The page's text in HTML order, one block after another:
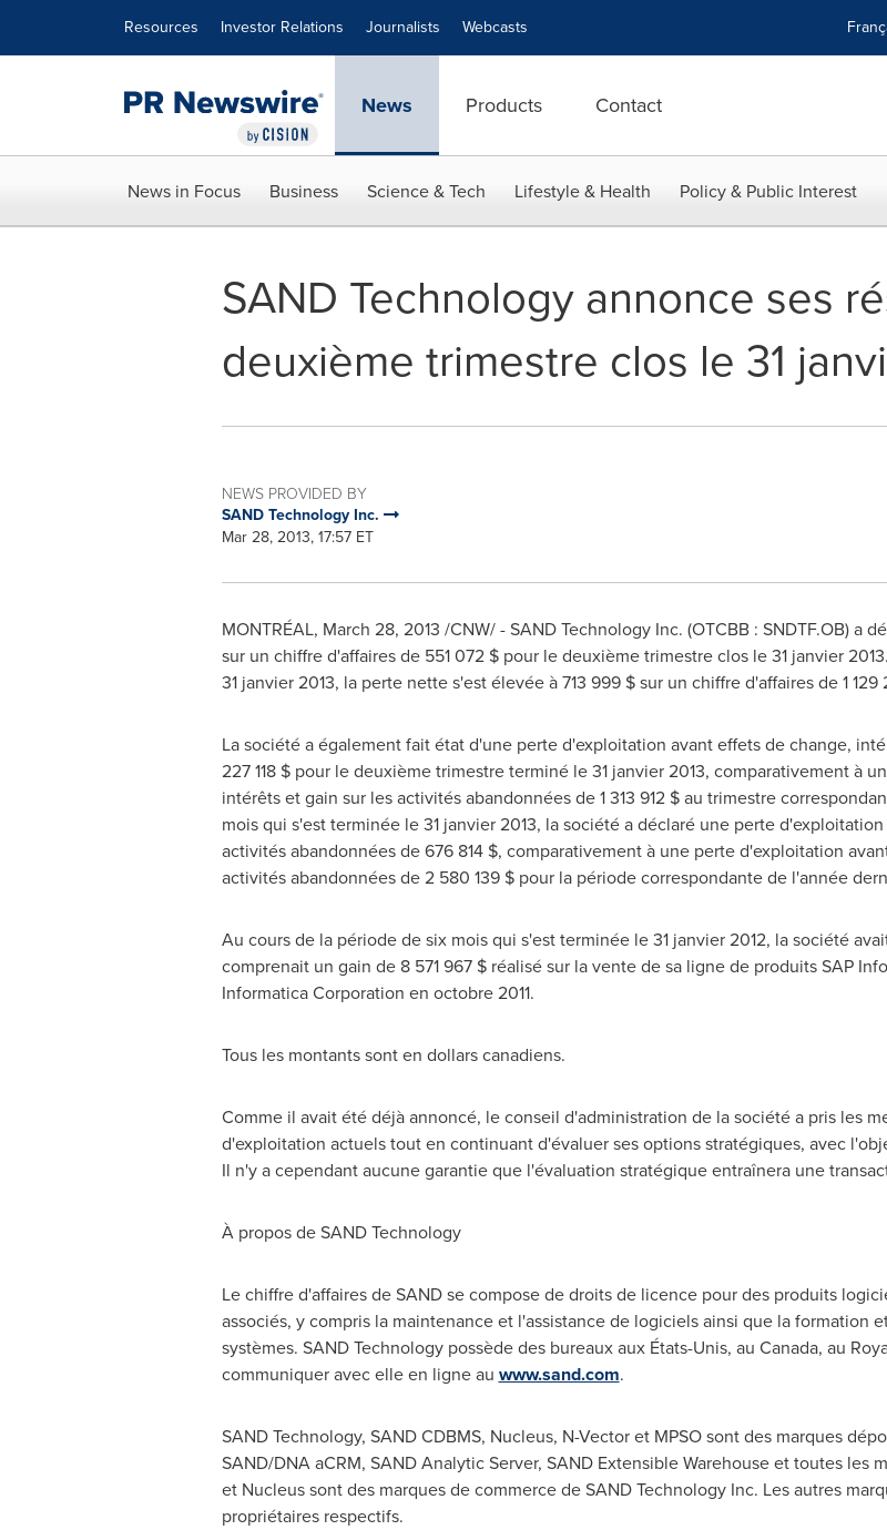
Resources Investor Relations Journalists Webcasts
News Products Contact
News in Focus Business Science & Tech Lifestyle & Health Policy & Public Interest
SAND Technology annonce ses
deuxième trimestre clos le 31
NEWS PROVIDED BY
SAND Technology Inc.
Mar 28, 2013, 17:57 ET
MONTRÉAL, March 28, 2013 /CNW/ - SAND Technology Inc. (OTCBB : SNDTF.OB)
sur un chiffre d'affaires de 551 072 $ pour le deuxième trimestre clos le 31 janvier
31 janvier 2013, la perte nette s'est élevée à 713 999 $ sur un chiffre d'affaires de 1 129
La société a également fait état d'une perte d'exploitation avant effets de change,
227 118 $ pour le deuxième trimestre terminé le 31 janvier 2013, comparativement à
intérêts et gain sur les activités abandonnées de 1 313 912 $ au trimestre
mois qui s'est terminée le 31 janvier 2013, la société a déclaré une perte
activités abandonnées de 676 814 $, comparativement à une perte d'exploitation
activités abandonnées de 2 580 139 $ pour la période correspondante de l'année
Au cours de la période de six mois qui s'est terminée le 31 janvier 2012, la société
comprenait un gain de 8 571 967 $ réalisé sur la vente de sa ligne de produits SAP
Informatica Corporation en octobre 2011.
Tous les montants sont en dollars canadiens.
Comme il avait été déjà annoncé, le conseil d'administration de la société a pris les
d'exploitation actuels tout en continuant d'évaluer ses options stratégiques, avec
Il n'y a cependant aucune garantie que l'évaluation stratégique entraînera une
À propos de SAND Technology
Le chiffre d'affaires de SAND se compose de droits de licence pour des produits
associés, y compris la maintenance et l'assistance de logiciels ainsi que la
systèmes. SAND Technology possède des bureaux aux États-Unis, au Canada, au
communiquer avec elle en ligne au www.sand.com.
SAND Technology, SAND CDBMS, Nucleus, N-Vector et MPSO sont des marques
SAND/DNA aCRM, SAND Analytic Server, SAND Extensible Warehouse et toutes les
et Nucleus sont des marques de commerce de SAND Technology Inc. Les autres
propriétaires respectifs.